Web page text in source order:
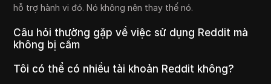
hỗ trợ hành vi đó. Nó không nên thay thế nó.
Câu hỏi thường gặp về việc sử dụng Reddit mà
không bị cấm
Tôi có thể có nhiều tài khoản Reddit không?